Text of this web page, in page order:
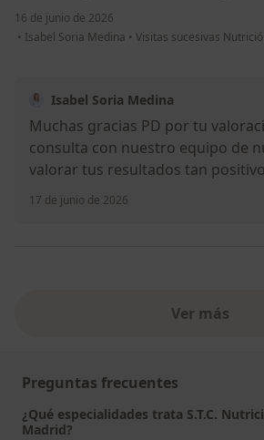
16 de junio de 2026
• Isabel Soria Medina • Visitas sucesivas
Isabel Soria Medina
Muchas gracias PD por tu
consulta con nuestro equipo de
valorar tus resultados tan
17 de junio de 2026
Ver más
Preguntas frecuentes
¿Qué especialidades trata S.T.C.
Madrid?